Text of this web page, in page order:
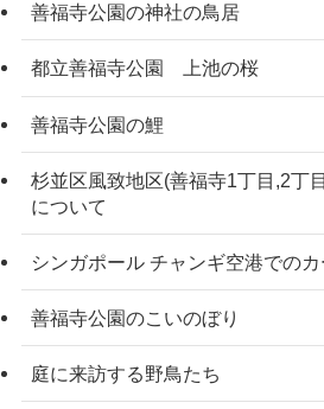
善福寺公園の神社の鳥居
都立善福寺公園 上池の桜
善福寺公園の鯉
杉並区風致地区(善福寺1丁目,2丁
について
シンガポール チャンギ空港での
善福寺公園のこいのぼり
庭に来訪する野鳥たち